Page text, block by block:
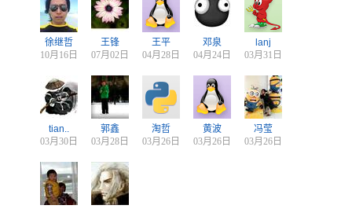
徐继哲
10月16日
王锋
07月02日
王平
04月28日
邓泉
04月24日
lanj
03月31日
tian..
03月30日
郭鑫
03月28日
淘哲
03月26日
黄波
03月26日
冯莹
03月26日